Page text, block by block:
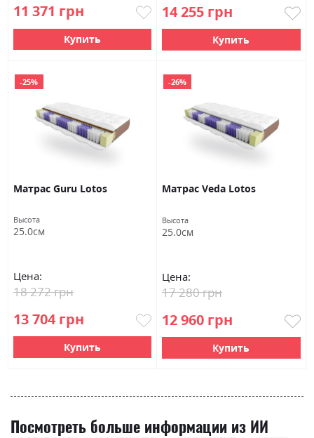
11 371 грн
Купить
14 255 грн
Купить
-25%
Матраc Guru Lotos
Высота
25.0см
Цена:
13 704 грн
18 272 грн
Купить
-26%
Матраc Veda Lotos
Высота
25.0см
Цена:
12 960 грн
17 280 грн
Купить
Посмотреть больше информации из ИИ